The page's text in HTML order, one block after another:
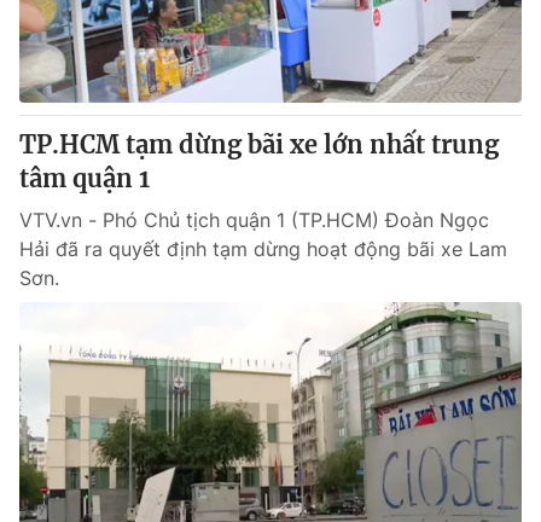
TP.HCM tạm dừng bãi xe lớn nhất trung
tâm quận 1
VTV.vn - Phó Chủ tịch quận 1 (TP.HCM) Đoàn Ngọc
Hải đã ra quyết định tạm dừng hoạt động bãi xe Lam
Sơn.